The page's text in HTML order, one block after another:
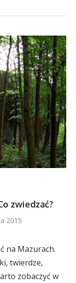
zwiedzać?
2015
na Mazurach.
twierdze,
zobaczyć w